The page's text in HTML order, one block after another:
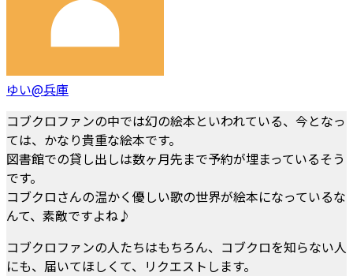
ゆい@兵庫
コブクロファンの中では幻の絵本といわれている、今となっ
ては、かなり貴重な絵本です。
図書館での貸し出しは数ヶ月先まで予約が埋まっているそう
です。
コブクロさんの温かく優しい歌の世界が絵本になっているな
んて、素敵ですよね♪
コブクロファンの人たちはもちろん、コブクロを知らない人
にも、届いてほしくて、リクエストします。